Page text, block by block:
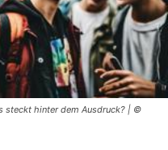
steckt hinter dem Ausdruck? | ©